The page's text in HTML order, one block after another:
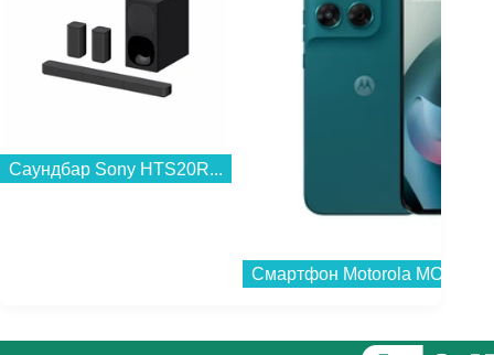
Саундбар Sony HTS20R...